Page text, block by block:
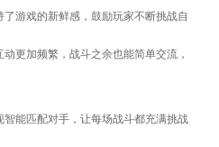
游戏的新鲜感，鼓励玩家不断挑战自
加频繁，战斗之余也能简单交流，
能匹配对手，让每场战斗都充满挑战